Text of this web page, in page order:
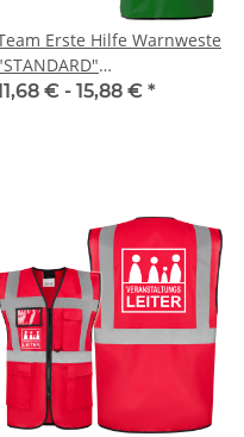
Erste Hilfe Warnweste
€ - 15,88 € *